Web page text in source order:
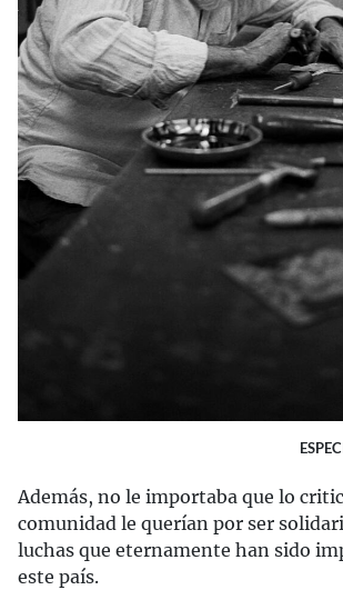
Además, no le importaba que lo
comunidad le querían por ser
luchas que eternamente han sido
este país.